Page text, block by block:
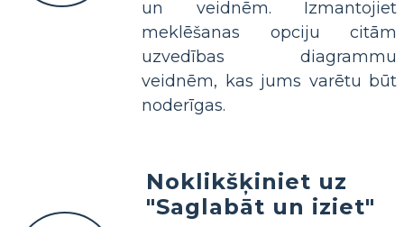
un veidnēm. Izmantojiet
meklēšanas opciju citām
uzvedības diagrammu
veidnēm, kas jums varētu būt
noderīgas.
Noklikšķiniet uz
"Saglabāt un iziet"